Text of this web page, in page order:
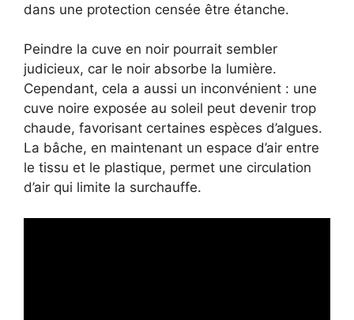
dans une protection censée être étanche.
Peindre la cuve en noir pourrait sembler
judicieux, car le noir absorbe la lumière.
Cependant, cela a aussi un inconvénient : une
cuve noire exposée au soleil peut devenir trop
chaude, favorisant certaines espèces d’algues.
La bâche, en maintenant un espace d’air entre
le tissu et le plastique, permet une circulation
d’air qui limite la surchauffe.